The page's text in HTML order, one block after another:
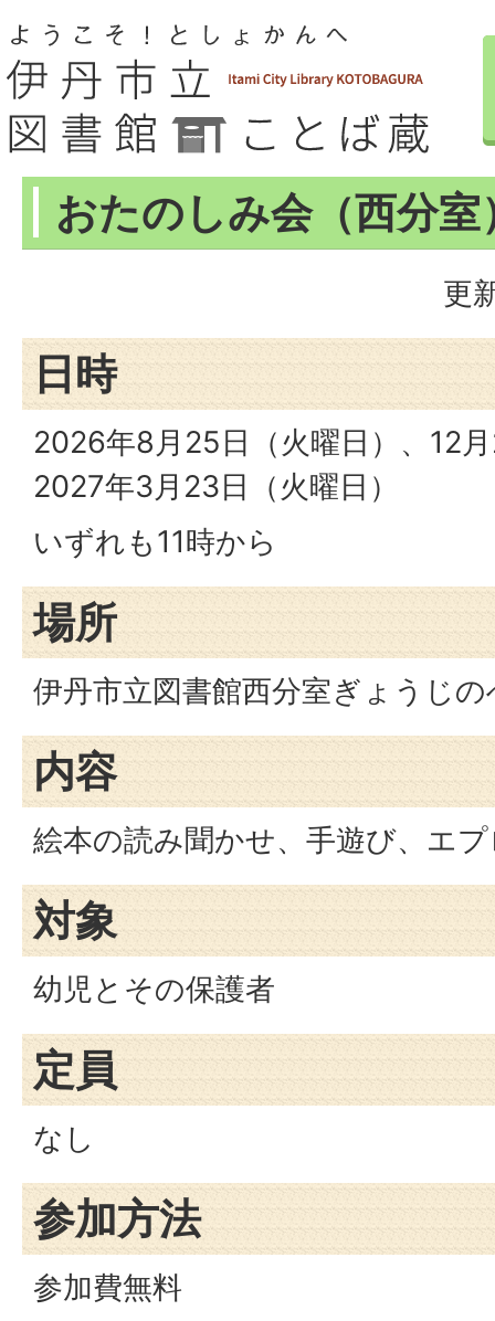
おたのしみ会（西分室
更
日時
2026年8月25日（火曜日）、12
2027年3月23日（火曜日）
いずれも11時から
場所
伊丹市立図書館西分室ぎょうじ
内容
絵本の読み聞かせ、手遊び、エ
対象
幼児とその保護者
定員
なし
参加方法
参加費無料